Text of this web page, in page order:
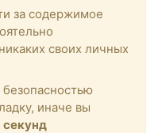
за содержимое
никаких своих личных
безопасностью
иначе вы
секунд